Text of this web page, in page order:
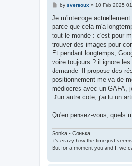
P
s
by svernoux » 10 Feb 2025
Je m'interroge
parce que cela m'a
tout le monde : c'est pour
trouver des images pour
Et pendant longtemps,
voire toujours ? il ignore
demande. Il propose des
positionnement me va de
médiocres avec un GAFA,
D'un autre côté, j'ai lu un
Qu'en pensez-vous, quels
Sonka - Сонька
It's crazy how the time just
But for a moment you and I, we